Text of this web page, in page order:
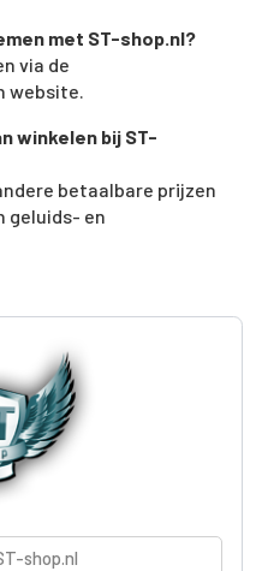
met ST-shop.nl?
via de
website.
winkelen bij ST-
betaalbare prijzen
geluids- en
shop.nl